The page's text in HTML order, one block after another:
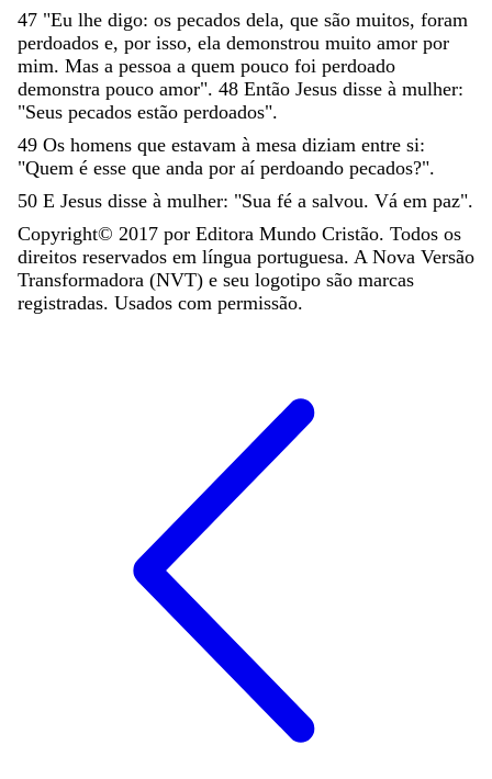
47 "Eu lhe digo: os pecados dela, que são muitos, foram
perdoados e, por isso, ela demonstrou muito amor por
mim. Mas a pessoa a quem pouco foi perdoado
demonstra pouco amor". 48 Então Jesus disse à mulher:
"Seus pecados estão perdoados".
49 Os homens que estavam à mesa diziam entre si:
"Quem é esse que anda por aí perdoando pecados?".
50 E Jesus disse à mulher: "Sua fé a salvou. Vá em paz".
Copyright© 2017 por Editora Mundo Cristão. Todos os
direitos reservados em língua portuguesa. A Nova Versão
Transformadora (NVT) e seu logotipo são marcas
registradas. Usados com permissão.